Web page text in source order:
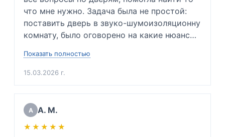
что мне нужно. Задача была не простой:
поставить дверь в звуко-шумоизоляционну
комнату, было оговорено на какие нюансы
невозможно избежать. Так же подсказала
какую входную дверь нужно будет купить в
будущем, ибо мою дверь повело. Сразу
сказала приблизительную цену. Очень
вежлива и подкованный специалист своего
дела. Очень благодарен.
(Для инженеров: хорошо разбирается в
Показать полностью
15.03.2026 г.
А А. М.
★★★★★
★★★★★